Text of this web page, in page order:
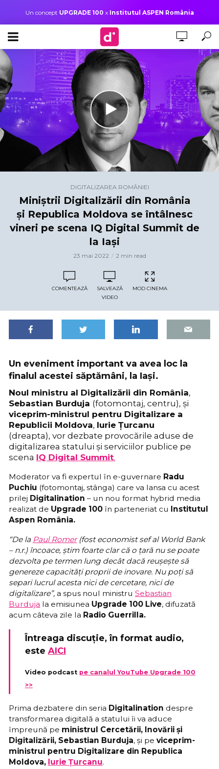
Un concept UPGRADE 100 x Institutul ASPEN România
DIGITALIZAREA ROMÂNIEI
Miniștrii Digitalizării din România
și Republica Moldova se întâlnesc
vineri pe scena IQ Digital Summit de
la Iași
23 mai 2022 2 min read
COMENTEAZĂ
SALVEAZĂ
VIDEO
MOD CINEMA
Un eveniment important va avea loc la
finalul acestei săptămâni, la Iași.
Noul ministru al Digitalizării din România,
Sebastian Burduja (fotomontaj, centru), și
viceprim-ministrul pentru Digitalizare a
Republicii Moldova, Iurie Țurcanu
(dreapta), vor dezbate provocările aduse de
digitalizarea statului și serviciilor publice pe
scena IQ Digital Summit.
Moderator va fi expertul în e-guvernare Radu
Puchiu (fotomontaj, stânga) care va lansa cu acest
prilej Digitalination – un nou format hybrid media
realizat de Upgrade 100 în parteneriat cu Institutul
Aspen România.
“De la Paul Romer(fost economist sef al World Bank
– n.r.) încoace, știm foarte clar că o țară nu se poate
dezvolta pe termen lung decât dacă reușește să
genereze capacități proprii de inovare. Nu poți să
separi lucrul acesta nici de cercetare, nici de
digitalizare”, a spus noul ministru Sebastian
Burduja la emisiunea Upgrade 100 Live, difuzată
acum câteva zile la Radio Guerrilla.
Întreaga discuție, în format audio,
este AICI
Video podcast pe canalul YouTube Upgrade 100
>>
Prima dezbatere din seria Digitalination despre
transformarea digitală a statului îi va aduce
împreună pe ministrul Cercetării, Inovării și
Digitalizării, Sebastian Burduja, și pe viceprim-
ministrul pentru Digitalizare din Republica
Moldova, Iurie Țurcanu.